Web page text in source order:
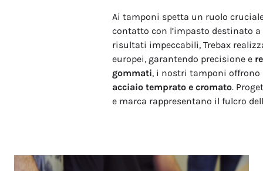
Ai tamponi spetta un ruolo
contatto con l’impasto destinato
risultati impeccabili, Trebax
europei, garantendo precisione e
gommati, i nostri tamponi
acciaio temprato e cromato.
e marca rappresentano il fulcro